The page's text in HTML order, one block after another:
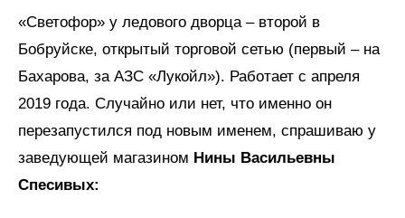
«Светофор» у ледового дворца – второй в
Бобруйске, открытый торговой сетью (первый – на
Бахарова, за АЗС «Лукойл»). Работает с апреля
2019 года. Случайно или нет, что именно он
перезапустился под новым именем, спрашиваю у
заведующей магазином Нины Васильевны
Спесивых: